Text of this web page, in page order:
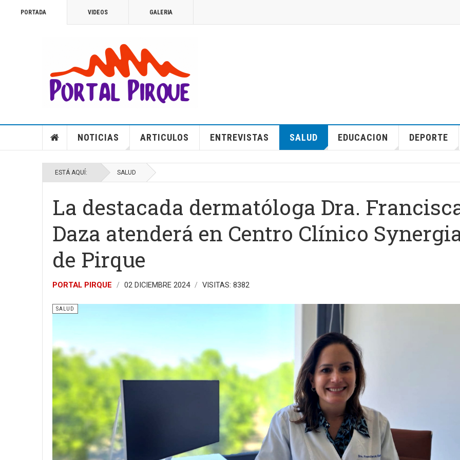
PORTADA VIDEOS GALERIA
NOTICIAS ARTICULOS ENTREVISTAS SALUD EDUCACION DEPORTE
ESTÁ AQUÍ: SALUD
La destacada dermatóloga Dra.
Daza atenderá en Centro Clínico
de Pirque
PORTAL PIRQUE 02 DICIEMBRE 2024 VISITAS: 8382
SALUD